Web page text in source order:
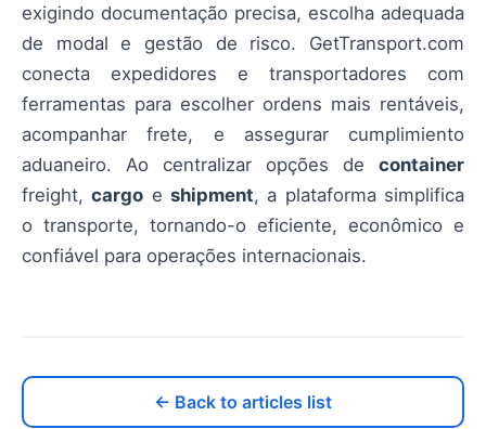
exigindo documentação precisa, escolha adequada
de modal e gestão de risco. GetTransport.com
conecta expedidores e transportadores com
ferramentas para escolher ordens mais rentáveis,
acompanhar frete, e assegurar cumplimiento
aduaneiro. Ao centralizar opções de container
freight,cargo eshipment, a plataforma simplifica
o transporte, tornando-o eficiente, econômico e
confiável para operações internacionais.
← Back to articles list